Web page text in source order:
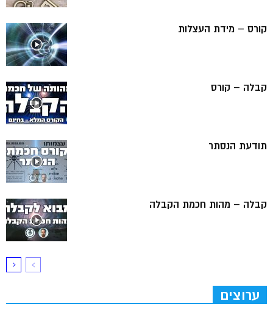
קורס – מידת העצלות
קבלה – קורס
תודעת הנסתר
קבלה – מהות חכמת הקבלה
ערוצים